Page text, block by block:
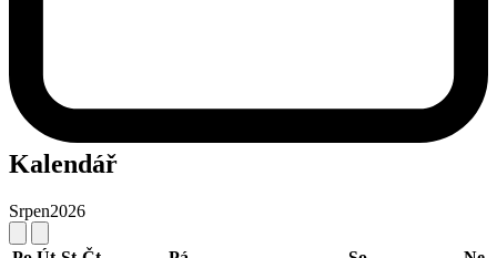
Kalendář
Srpen2026